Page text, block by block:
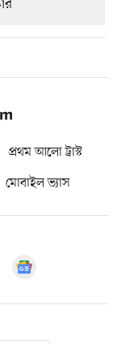
প্রথম আলো ট্রাস্ট
মোবাইল ভ্যাস